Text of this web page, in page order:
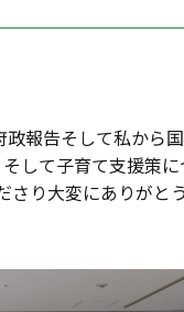
報告そして私から
して子育て支援策
り大変にありがと